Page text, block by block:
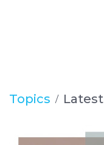
Topics Latest